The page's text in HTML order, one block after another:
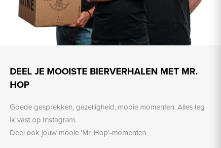
DEEL JE MOOISTE BIERVERHALEN MET MR.
HOP
Goede gesprekken, gezelligheid, mooie momenten. Alles leg
ik vast op Instagram.
Deel ook jouw mooie 'Mr. Hop'-momenten.